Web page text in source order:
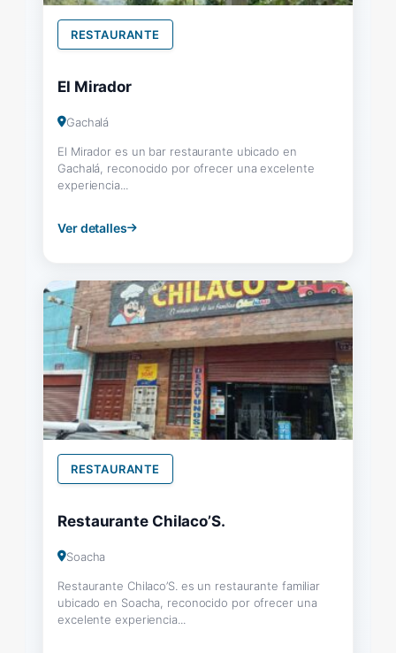
RESTAURANTE
El Mirador
Gachalá
El Mirador es un bar restaurante ubicado en
Gachalá, reconocido por ofrecer una excelente
experiencia...
Ver detalles
RESTAURANTE
Restaurante Chilaco’S.
Soacha
Restaurante Chilaco’S. es un restaurante familiar
ubicado en Soacha, reconocido por ofrecer una
excelente experiencia...